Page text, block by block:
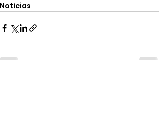
Notícias